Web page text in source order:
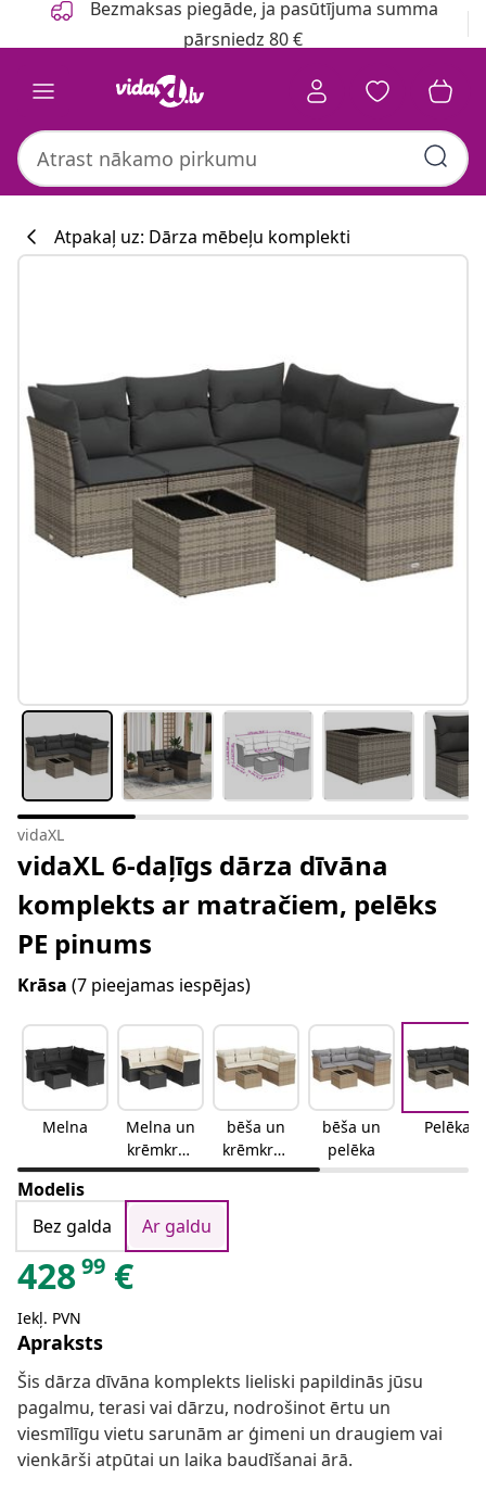
Bezmaksas piegāde, ja pasūtījuma summa
pārsniedz 80 €
Atpakaļ uz: Dārza mēbeļu komplekti
vidaXL
vidaXL 6-daļīgs dārza dīvāna
komplekts ar matračiem, pelēks
PE pinums
Krāsa (7 pieejamas iespējas)
Melna
Melna un
krēmkrās
as
bēša un
krēmkrās
a
bēša un
pelēka
Pelēka
Modelis
Bez galda
Ar galdu
42899 €
Iekļ. PVN
Apraksts
Šis dārza dīvāna komplekts lieliski papildinās jūsu
pagalmu, terasi vai dārzu, nodrošinot ērtu un
viesmīlīgu vietu sarunām ar ģimeni un draugiem vai
vienkārši atpūtai un laika baudīšanai ārā.